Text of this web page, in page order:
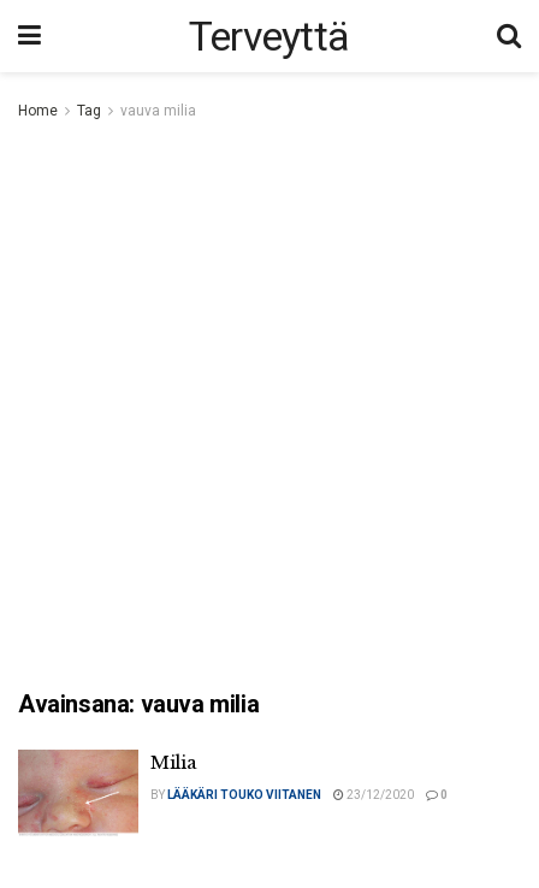
Terveyttä
Home Tag vauva milia
Avainsana: vauva milia
Milia
BY LÄÄKÄRI TOUKO VIITANEN 23/12/2020 0